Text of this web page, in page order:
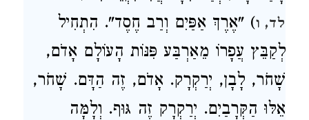
לד, ו) "אֶרֶךְ אַפַּיִם וְרַב חֶסֶד". הִתְחִיל
לְקַבֵּץ עֲפָרוֹ מֵאַרְבַּע פִּנּוֹת הָעוֹלָם אָדֹם,
שָׁחֹר, לָבָן, יְרַקְרָק. אָדֹם, זֶה הַדָּם. שָׁחֹר,
אֵלּוּ הַקְּרָבַיִם. יְרַקְרָק זֶה גּוּף. וְלָמָּה